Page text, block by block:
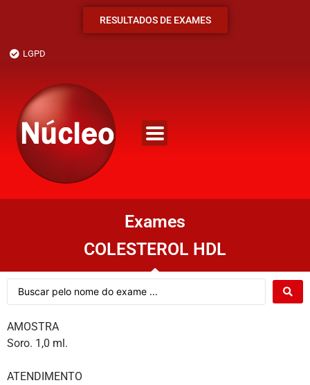
RESULTADOS DE EXAMES
LGPD
Exames
COLESTEROL HDL
AMOSTRA
Soro. 1,0 ml.
ATENDIMENTO